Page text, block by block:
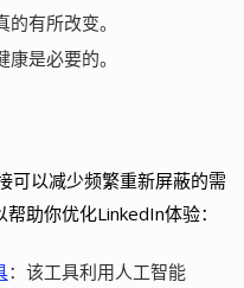
有所改变。
是必要的。
可以减少频繁重新屏蔽的需
助你优化LinkedIn体验：
：该工具利用人工智能